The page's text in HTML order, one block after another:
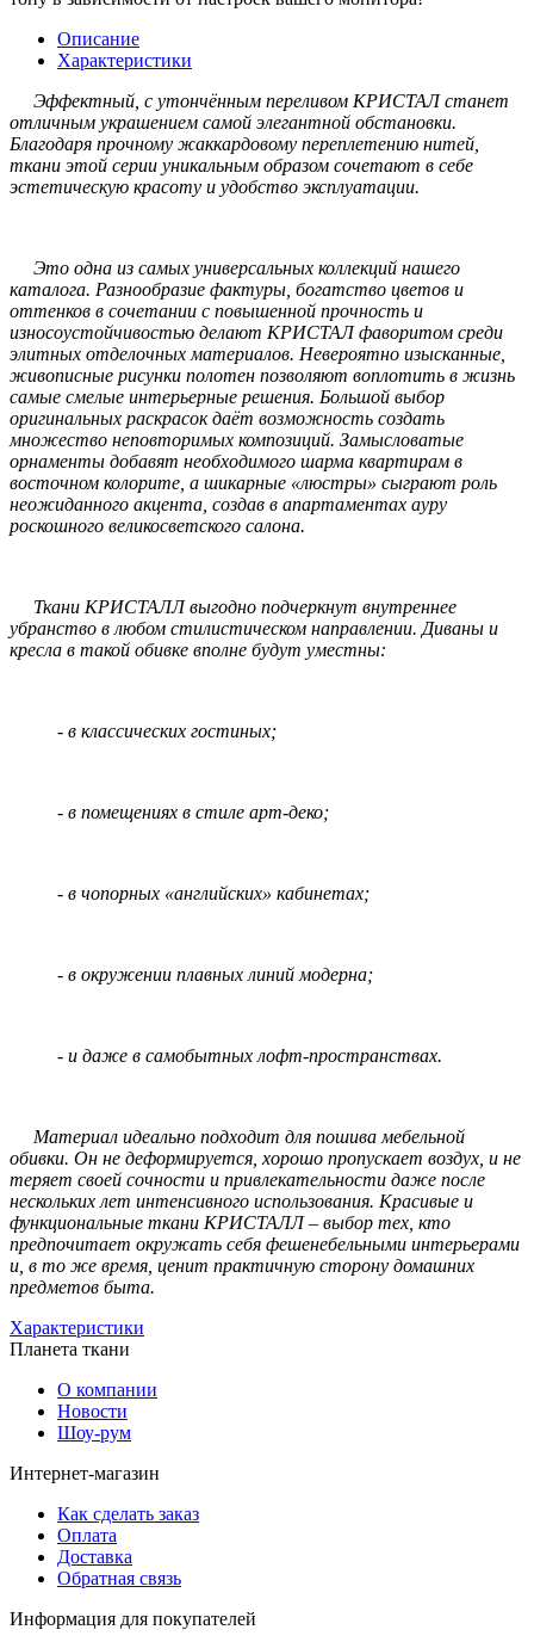
Описание
Характеристики
Эффектный, с утончённым переливом КРИСТАЛ станет
отличным украшением самой элегантной обстановки.
Благодаря прочному жаккардовому переплетению нитей,
ткани этой серии уникальным образом сочетают в себе
эстетическую красоту и удобство эксплуатации.
Это одна из самых универсальных коллекций нашего
каталога. Разнообразие фактуры, богатство цветов и
оттенков в сочетании с повышенной прочность и
износоустойчивостью делают КРИСТАЛ фаворитом среди
элитных отделочных материалов. Невероятно изысканные,
живописные рисунки полотен позволяют воплотить в жизнь
самые смелые интерьерные решения. Большой выбор
оригинальных раскрасок даёт возможность создать
множество неповторимых композиций. Замысловатые
орнаменты добавят необходимого шарма квартирам в
восточном колорите, а шикарные «люстры» сыграют роль
неожиданного акцента, создав в апартаментах ауру
роскошного великосветского салона.
Ткани КРИСТАЛЛ выгодно подчеркнут внутреннее
убранство в любом стилистическом направлении. Диваны и
кресла в такой обивке вполне будут уместны:
- в классических гостиных;
- в помещениях в стиле арт-деко;
- в чопорных «английских» кабинетах;
- в окружении плавных линий модерна;
- и даже в самобытных лофт-пространствах.
Материал идеально подходит для пошива мебельной
обивки. Он не деформируется, хорошо пропускает воздух, и не
теряет своей сочности и привлекательности даже после
нескольких лет интенсивного использования. Красивые и
функциональные ткани КРИСТАЛЛ – выбор тех, кто
предпочитает окружать себя фешенебельными интерьерами
и, в то же время, ценит практичную сторону домашних
предметов быта.
Характеристики
Планета ткани
О компании
Новости
Шоу-рум
Интернет-магазин
Как сделать заказ
Оплата
Доставка
Обратная связь
Информация для покупателей